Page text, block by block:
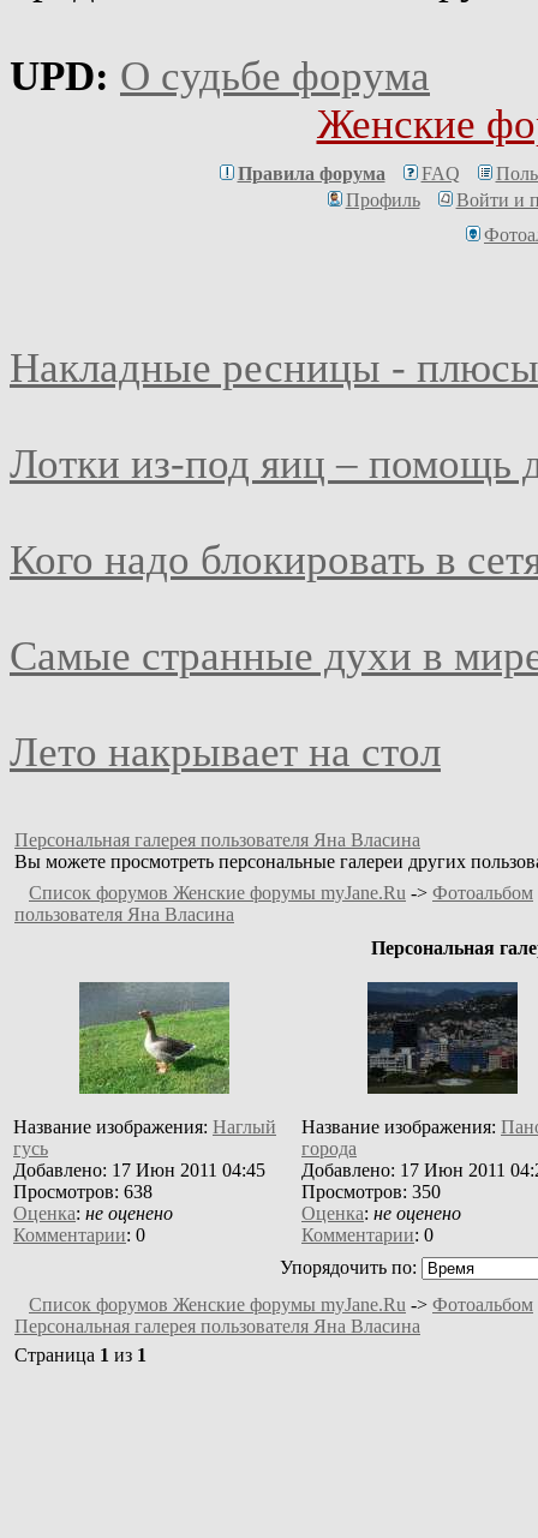
UPD: О судьбе форума
Женские
Правила форума FAQ
Профиль
Войти и
Накладные ресницы -
Лотки из-под яиц – помощь
Кого надо блокировать в
Самые странные духи в
Лето накрывает на стол
Персональная галерея пользователя Яна Власина
Вы можете просмотреть персональные галереи других
Список форумов Женские форумы myJane.Ru -> Фотоальбом
пользователя Яна Власина
Персональная
Название изображения: Наглый
гусь
Добавлено: 17 Июн 2011 04:45
Просмотров: 638
Оценка: не оценено
Комментарии: 0
Название изображения:
города
Добавлено: 17 Июн 2011
Просмотров: 350
Оценка: не оценено
Комментарии: 0
Упорядочить по:
Список форумов Женские форумы myJane.Ru -> Фотоальбом
Персональная галерея пользователя Яна Власина
Страница 1 из 1